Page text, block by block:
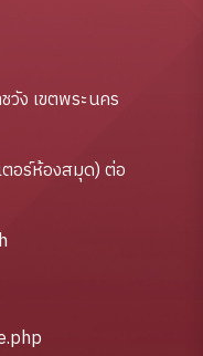
วัง เขตพระนคร
อร์ห้องสมุด) ต่อ